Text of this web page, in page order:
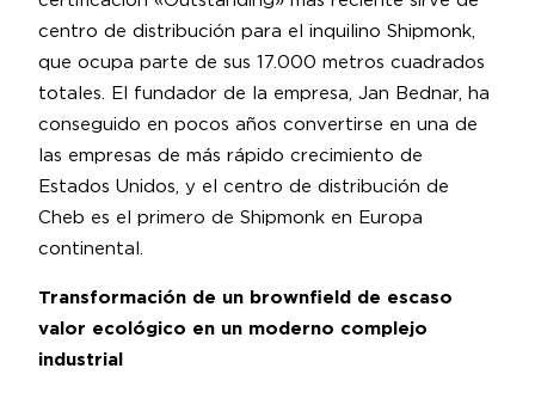
centro de distribución para el inquilino Shipmonk,
que ocupa parte de sus 17.000 metros cuadrados
totales. El fundador de la empresa, Jan Bednar, ha
conseguido en pocos años convertirse en una de
las empresas de más rápido crecimiento de
Estados Unidos, y el centro de distribución de
Cheb es el primero de Shipmonk en Europa
continental.
Transformación de un brownfield de escaso
valor ecológico en un moderno complejo
industrial